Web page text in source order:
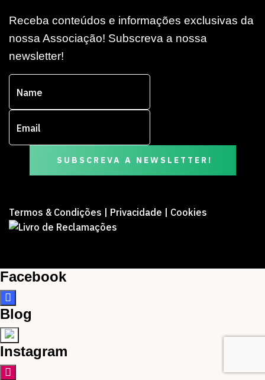
Receba conteúdos e informações exclusivas da
nossa Associação! Subscreva a nossa
newsletter!
SUBSCREVA A NEWSLETTER!
Termos & Condições Privacidade Cookies
Facebook
Blog
Instagram